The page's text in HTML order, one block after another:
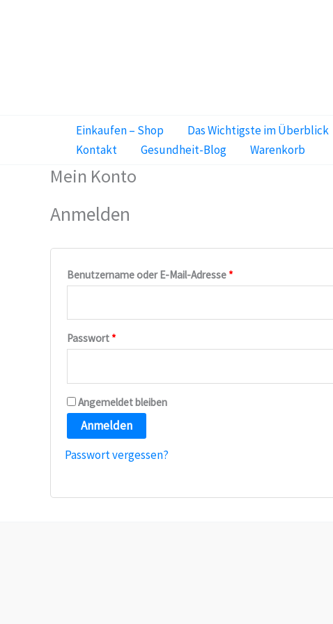
Einkaufen – Shop Das Wichtigste im Überblick
Kontakt
Gesundheit-Blog Warenkorb
Mein Konto
Anmelden
Benutzername oder E-Mail-Adresse *
Passwort *
Angemeldet bleiben
Anmelden
Passwort vergessen?